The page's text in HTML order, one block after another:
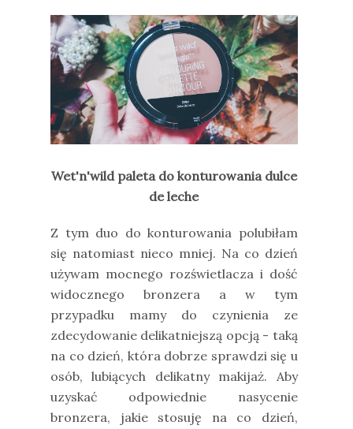
Wet'n'wild paleta do konturowania dulce
de leche
Z tym duo do konturowania polubiłam
się natomiast nieco mniej. Na co dzień
używam mocnego rozświetlacza i dość
widocznego bronzera a w tym
przypadku mamy do czynienia ze
zdecydowanie delikatniejszą opcją - taką
na co dzień, która dobrze sprawdzi się u
osób, lubiących delikatny makijaż. Aby
uzyskać odpowiednie nasycenie
bronzera, jakie stosuję na co dzień,